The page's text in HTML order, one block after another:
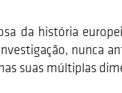
da história
nunca
suas múltiplas